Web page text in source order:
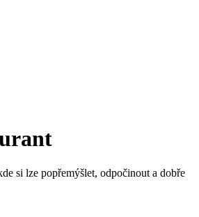
si lze popřemýšlet, odpočinout a dobře